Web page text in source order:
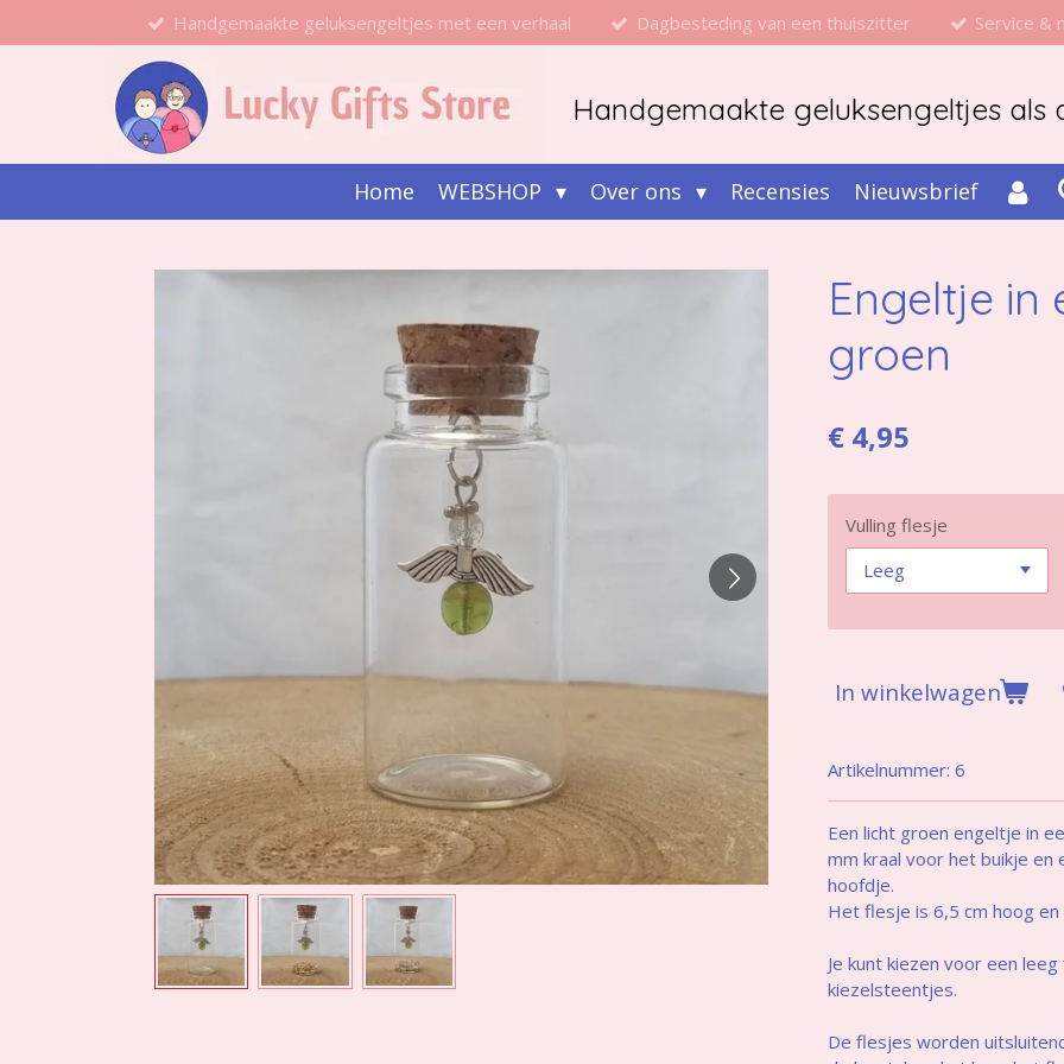
direct
hoofdinhoud
Handgemaakte geluksengeltjes met een verhaal Dagbesteding van een thuiszitter Service &
Handgemaakte geluksengeltjes
Home WEBSHOP Over ons Recensies Nieuwsbrief
Engeltje in
groen
€ 4,95
Vulling flesje
In winkelwagen
Artikelnummer: 6
Een licht groen engeltje in
mm kraal voor het buikje en
hoofdje.
Het flesje is 6,5 cm hoog
Je kunt kiezen voor een
kiezelsteentjes.
De flesjes worden